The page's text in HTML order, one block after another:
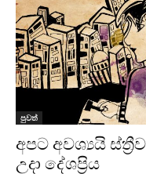
පුවත්
අපට අවශ්‍යයි
උදා දේශප්‍රිය